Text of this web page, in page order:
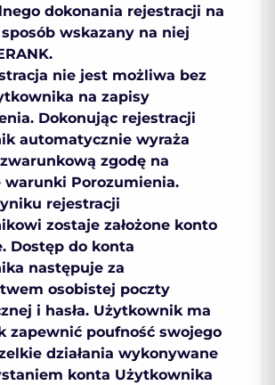
dokonania rejestracji na
wskazany na niej
nie jest możliwa bez
na zapisy
Dokonując rejestracji
automatycznie wyraża
zgodę na
warunki Porozumienia.
rejestracji
zostaje założone konto
Dostęp do konta
następuje za
osobistej poczty
i hasła. Użytkownik ma
zapewnić poufność swojego
działania wykonywane
konta Użytkownika